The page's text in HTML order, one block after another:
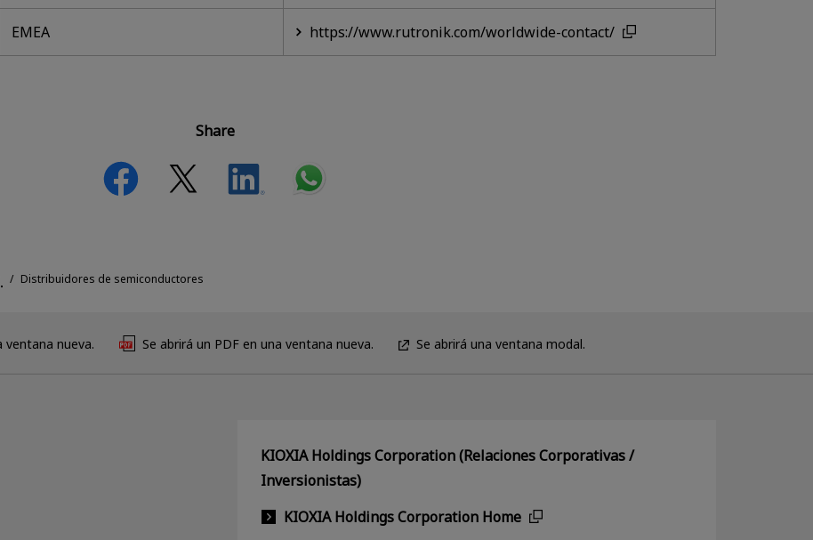
EMEA https://www.rutronik.com/worldwide-contact/
Share
Distribuidores de semiconductores
ventana nueva. Se abrirá un PDF en una ventana nueva. Se abrirá una ventana modal.
KIOXIA Holdings Corporation (Relaciones Corporativas /
Inversionistas)
KIOXIA Holdings Corporation Home